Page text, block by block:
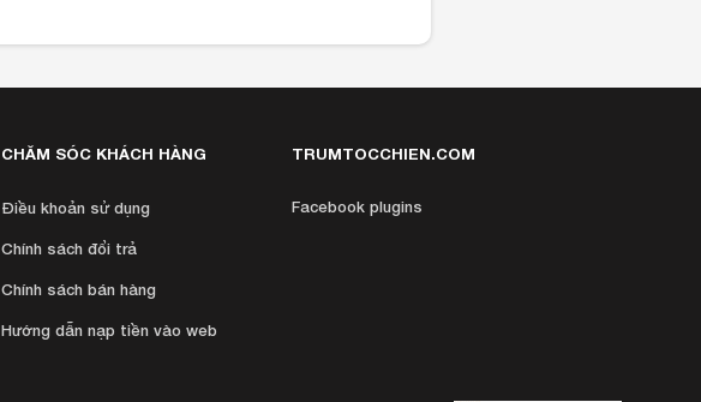
CHĂM SÓC KHÁCH HÀNG
Ðiều khoản sử dụng
Chính sách đổi trả
Chính sách bán hàng
Hướng dẫn nạp tiền vào web
TRUMTOCCHIEN.COM
Facebook plugins